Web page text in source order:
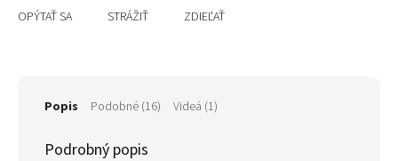
OPÝTAŤ SA STRÁŽIŤ ZDIEĽAŤ
Popis Podobné (16) Videá (1)
Podrobný popis